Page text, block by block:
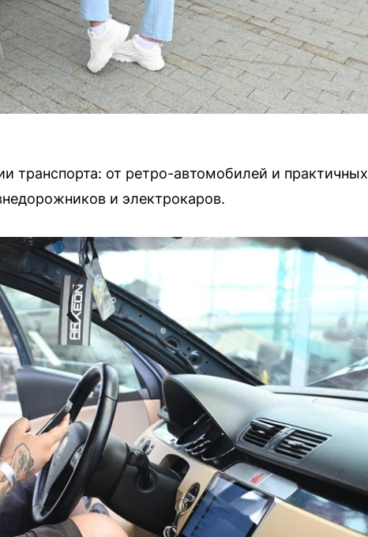
транспорта: от ретро-автомобилей и практичных
и электрокаров.